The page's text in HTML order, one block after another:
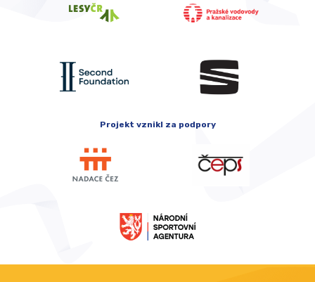
Projekt vznikl za podpory